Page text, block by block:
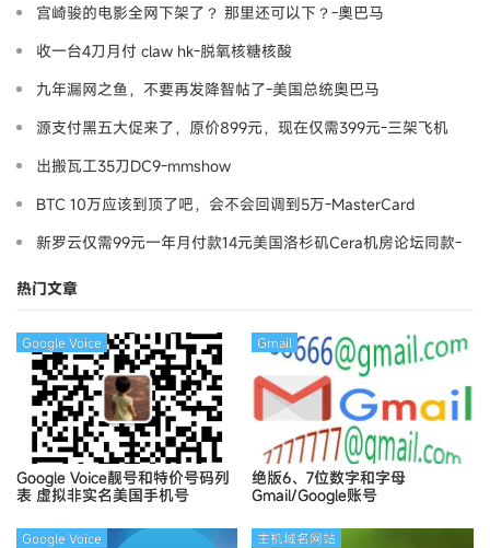
宫崎骏的电影全网下架了？ 那里还可以下？-奧巴马
收一台4刀月付 claw hk-脱氧核糖核酸
九年漏网之鱼，不要再发降智帖了-美国总统奥巴马
源支付黑五大促来了，原价899元，现在仅需399元-三架飞机
出搬瓦工35刀DC9-mmshow
BTC 10万应该到顶了吧，会不会回调到5万-MasterCard
新罗云仅需99元一年月付款14元美国洛杉矶Cera机房论坛同款-
热门文章
Google Voice靓号和特价号码列
表 虚拟非实名美国手机号
Google Voice
绝版6、7位数字和字母
Gmail/Google账号
Gmail
Google Voice 主机域名网站